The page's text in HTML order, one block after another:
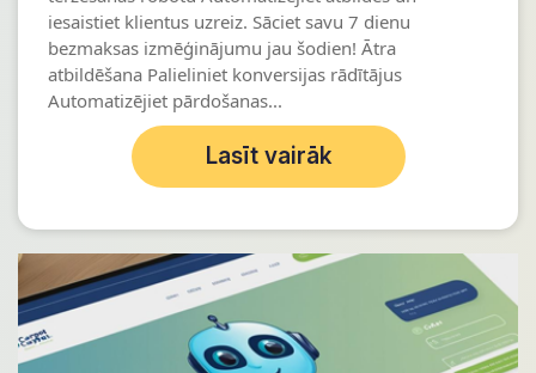
iesaistiet klientus uzreiz. Sāciet savu 7 dienu
bezmaksas izmēģinājumu jau šodien! Ātra
atbildēšana Palieliniet konversijas rādītājus
Automatizējiet pārdošanas...
Lasīt vairāk